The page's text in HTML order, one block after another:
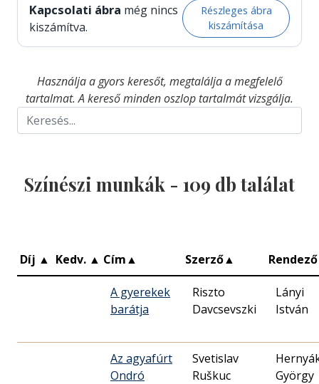
Kapcsolati ábra még nincs
kiszámítva.
Részleges ábra
kiszámítása
Használja a gyors keresőt, megtalálja a megfelelő
tartalmat. A kereső minden oszlop tartalmát vizsgálja.
Színészi munkák - 109 db találat
Díj ▲ Kedv. ▲ Cím▲ Szerző▲ Rendező
A gyerekek
barátja
Riszto
Davcsevszki
Lányi
István
Az agyafúrt
Ondró
Svetislav
Ruškuc
György